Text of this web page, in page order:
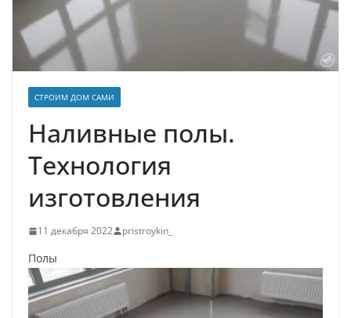
СТРОИМ ДОМ САМИ
Наливные полы.
Технология
изготовления
11 декабря 2022 pristroykin_
Полы